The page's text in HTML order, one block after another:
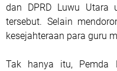
dan DPRD Luwu Utara
tersebut. Selain
kesejahteraan para guru
Tak hanya itu, Pemda